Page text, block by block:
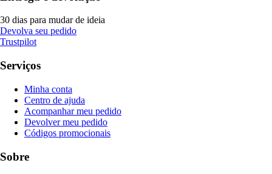
30 dias para mudar de ideia
Devolva seu pedido
Trustpilot
Serviços
Minha conta
Centro de ajuda
Acompanhar meu pedido
Devolver meu pedido
Códigos promocionais
Sobre